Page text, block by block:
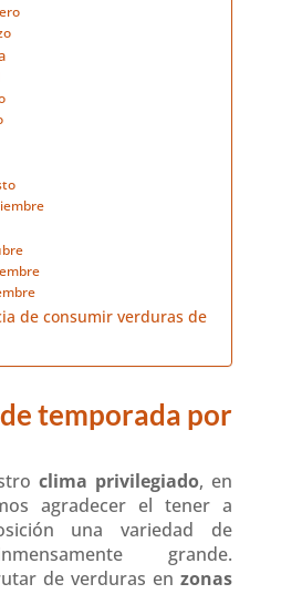
de consumir verduras de
temporada por
clima privilegiado, en
agradecer el tener a
una variedad de
grande.
de verduras enzonas